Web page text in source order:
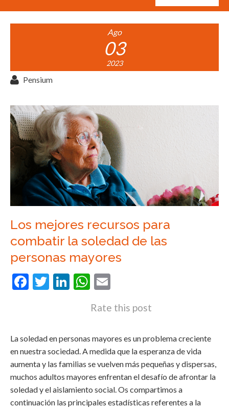
Ago
03
2023
Pensium
Los mejores recursos para
combatir la soledad de las
personas mayores
Facebook
Twitter
LinkedIn
WhatsApp
Rate this post
La soledad en personas mayores es un problema creciente
en nuestra sociedad. A medida que la esperanza de vida
aumenta y las familias se vuelven más pequeñas y dispersas,
muchos adultos mayores enfrentan el desafío de afrontar la
soledad y el aislamiento social. Os compartimos a
continuación las principales estadísticas referentes a la